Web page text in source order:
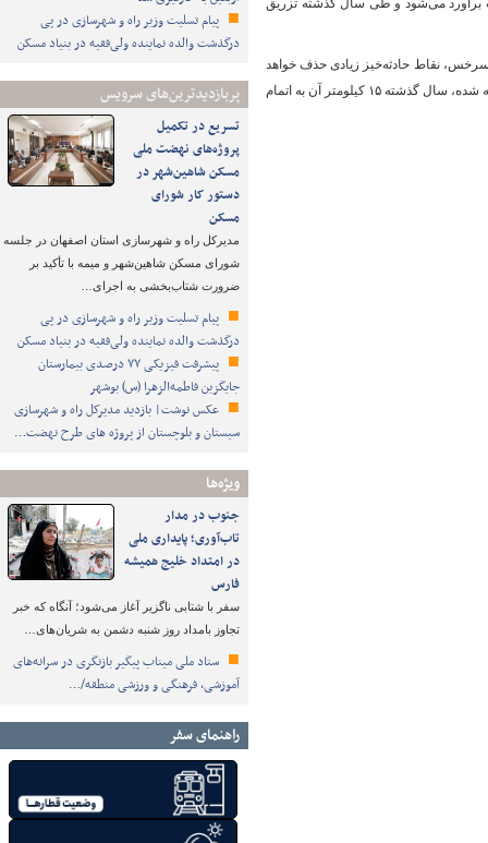
پیام تسلیت وزیر راه و شهرسازی در پی
درگذشت والده نماینده ولی‌فقیه در بنیاد مسکن
پربازدیدترین‌های سرویس
تسریع در تکمیل
پروژه‌های نهضت ملی
مسکن شاهین‌شهر در
دستور کار شورای
مسکن
مدیرکل راه و شهرسازی استان اصفهان در جلسه
شورای مسکن شاهین‌شهر و میمه با تأکید بر
ضرورت شتاب‌بخشی به اجرای…
پیام تسلیت وزیر راه و شهرسازی در پی
درگذشت والده نماینده ولی‌فقیه در بنیاد مسکن
پیشرفت فیزیکی ۷۷ درصدی بیمارستان
جایگزین فاطمه‌الزهرا (س) بوشهر
عکس نوشت| بازدید مدیرکل راه و شهرسازی
سیستان و بلوچستان از پروژه های طرح نهضت…
ویژه‌ها
جنوب در مدار
تاب‌آوری؛ پایداری ملی
در امتداد خلیج همیشه
فارس
سفر با شتابی ناگزیر آغاز می‌شود؛ آنگاه که خبر
تجاوز بامداد روز شنبه دشمن به شریان‌های…
ستاد ملی میناب پیگیر بازنگری در سرانه‌های
آموزشی، فرهنگی و ورزشی منطقه/…
راهنمای سفر
نیاز اعتباری پروژه مذکور به طول ۱۷۰ کیلومتر که ۴۵ کیلومتر آن باقیمانده، ۲ همت برآورد می‌شود و طی سال گذشته تزریق
سرخس، نقاط حادثه‌خیز زیادی حذف خواهد
شد، پروژه ای که ۸۵ درصد ترانشه برداری سنگی اش به اتمام رسیده، پل چکودر به طول ۸۵ کیلومتر ساخته شده، سال گذشته ۱۵ کیلومتر آن به اتمام